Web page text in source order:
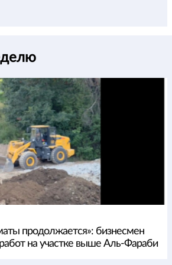
продолжается»: бизнесмен
на участке выше Аль-Фараби